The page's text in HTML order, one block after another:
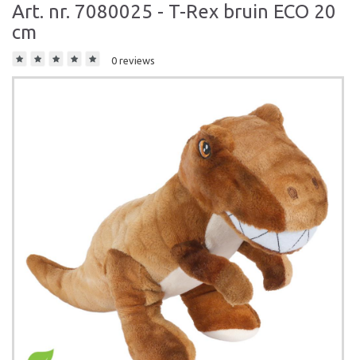
Art. nr. 7080025 - T-Rex bruin ECO 20
cm
0 reviews